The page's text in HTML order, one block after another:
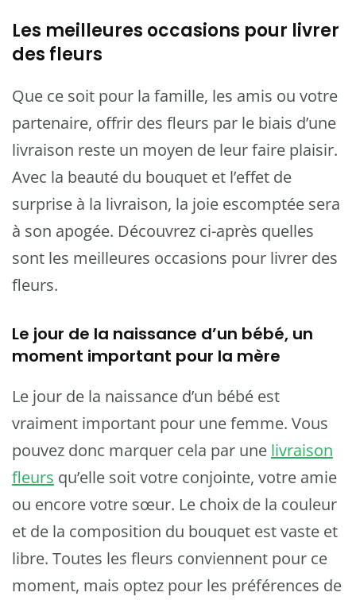
Les meilleures occasions pour livrer
des fleurs
Que ce soit pour la famille, les amis ou votre
partenaire, offrir des fleurs par le biais d’une
livraison reste un moyen de leur faire plaisir.
Avec la beauté du bouquet et l’effet de
surprise à la livraison, la joie escomptée sera
à son apogée. Découvrez ci-après quelles
sont les meilleures occasions pour livrer des
fleurs.
Le jour de la naissance d’un bébé, un
moment important pour la mère
Le jour de la naissance d’un bébé est
vraiment important pour une femme. Vous
pouvez donc marquer cela par une livraison
fleurs qu’elle soit votre conjointe, votre amie
ou encore votre sœur. Le choix de la couleur
et de la composition du bouquet est vaste et
libre. Toutes les fleurs conviennent pour ce
moment, mais optez pour les préférences de